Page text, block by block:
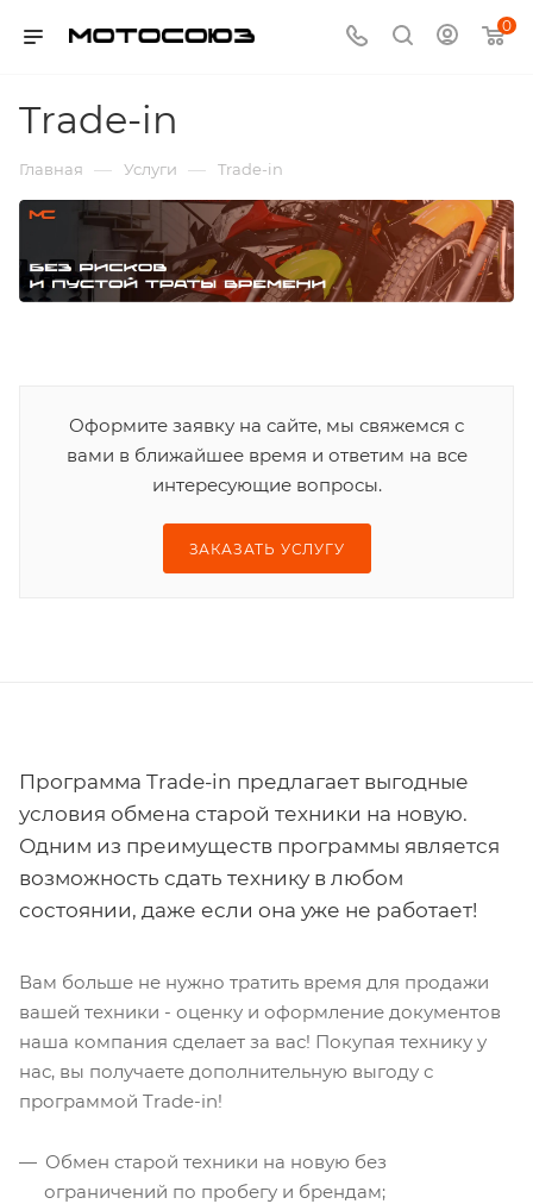
0
Trade-in
Главная — Услуги — Trade-in
Оформите заявку на сайте, мы свяжемся с
вами в ближайшее время и ответим на все
интересующие вопросы.
ЗАКАЗАТЬ УСЛУГУ
Программа Trade-in предлагает выгодные
условия обмена старой техники на новую.
Одним из преимуществ программы является
возможность сдать технику в любом
состоянии, даже если она уже не работает!
Вам больше не нужно тратить время для продажи
вашей техники - оценку и оформление документов
наша компания сделает за вас! Покупая технику у
нас, вы получаете дополнительную выгоду с
программой Trade-in!
Обмен старой техники на новую без
ограничений по пробегу и брендам;